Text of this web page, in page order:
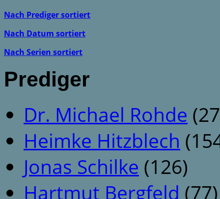
Nach Prediger sortiert
Nach Datum sortiert
Nach Serien sortiert
Prediger
Dr. Michael Rohde
Heimke Hitzblech
Jonas Schilke (126)
Hartmut Bergfeld (77)